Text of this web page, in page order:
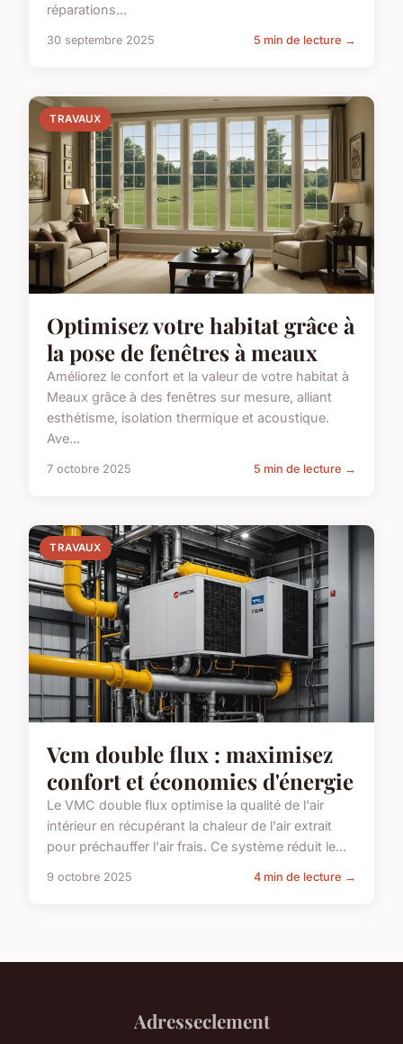
réparations...
30 septembre 2025 5 min de lecture →
TRAVAUX
Optimisez votre habitat grâce à
la pose de fenêtres à meaux
Améliorez le confort et la valeur de votre habitat à
Meaux grâce à des fenêtres sur mesure, alliant
esthétisme, isolation thermique et acoustique.
Ave...
7 octobre 2025 5 min de lecture →
TRAVAUX
Vcm double flux : maximisez
confort et économies d'énergie
Le VMC double flux optimise la qualité de l'air
intérieur en récupérant la chaleur de l'air extrait
pour préchauffer l'air frais. Ce système réduit le...
9 octobre 2025 4 min de lecture →
Adresseclement